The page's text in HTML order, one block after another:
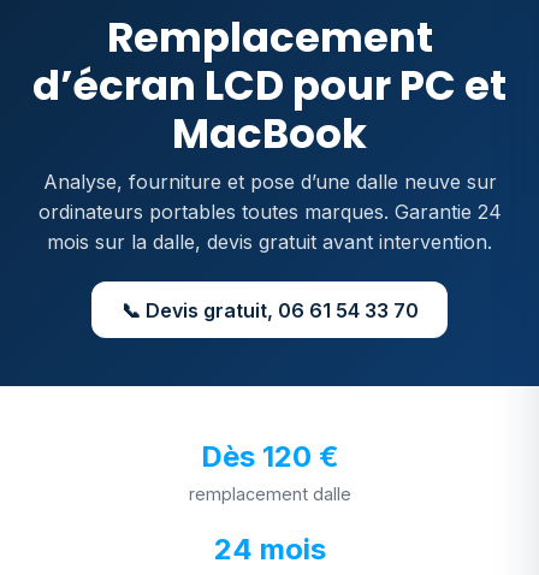
Remplacement
d’écran LCD pour PC et
MacBook
Analyse, fourniture et pose d’une dalle neuve sur
ordinateurs portables toutes marques. Garantie 24
mois sur la dalle, devis gratuit avant intervention.
📞 Devis gratuit, 06 61 54 33 70
Dès 120 €
remplacement dalle
24 mois